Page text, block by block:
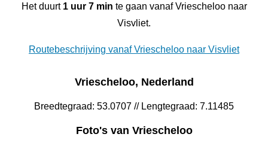
Het duurt 1 uur 7 min te gaan vanaf Vriescheloo naar
Visvliet.
Routebeschrijving vanaf Vriescheloo naar Visvliet
Vriescheloo, Nederland
Breedtegraad: 53.0707 // Lengtegraad: 7.11485
Foto's van Vriescheloo